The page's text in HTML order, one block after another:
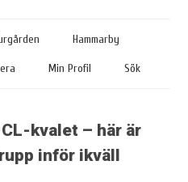
Hammarby
Min Profil Sök
kvalet – här är
inför ikväll